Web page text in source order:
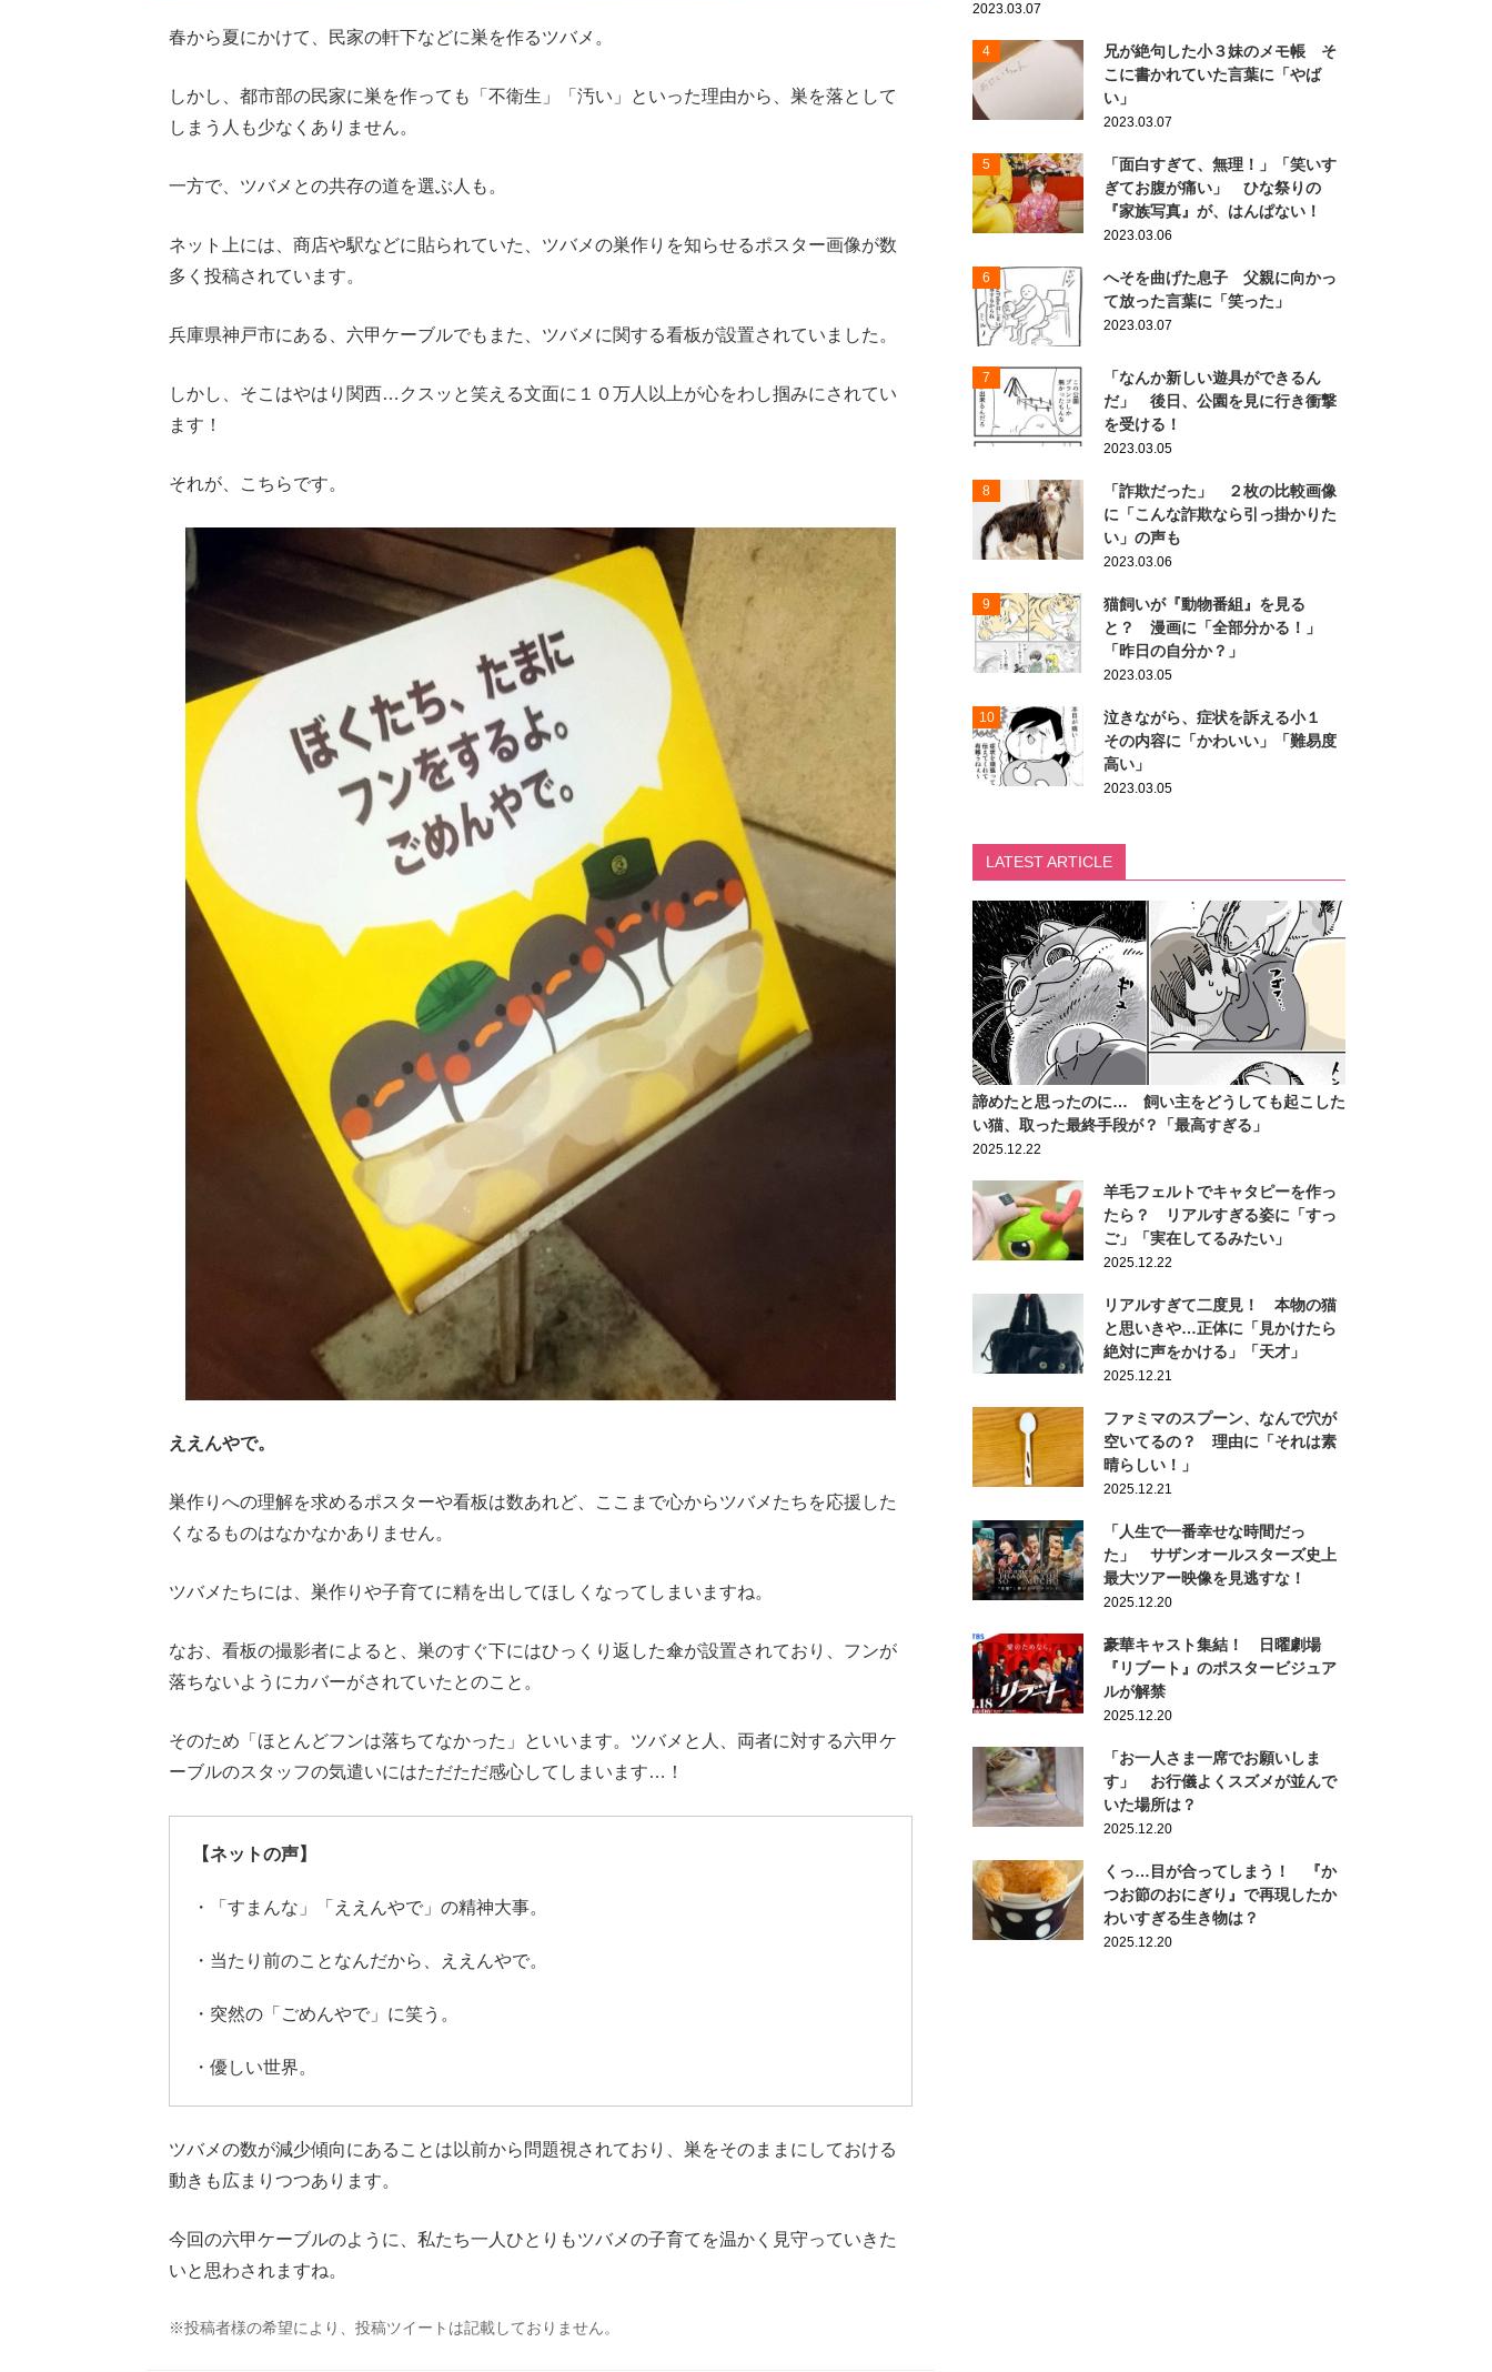
春から夏にかけて、民家の軒下などに巣を作るツバメ。
しかし、都市部の民家に巣を作っても「不衛生」「汚い」といった理由から、巣を落として
しまう人も少なくありません。
一方で、ツバメとの共存の道を選ぶ人も。
ネット上には、商店や駅などに貼られていた、ツバメの巣作りを知らせるポスター画像が数
多く投稿されています。
兵庫県神戸市にある、六甲ケーブルでもまた、ツバメに関する看板が設置されていました。
しかし、そこはやはり関西…クスッと笑える文面に１０万人以上が心をわし掴みにされてい
ます！
それが、こちらです。
ええんやで。
巣作りへの理解を求めるポスターや看板は数あれど、ここまで心からツバメたちを応援した
くなるものはなかなかありません。
ツバメたちには、巣作りや子育てに精を出してほしくなってしまいますね。
なお、看板の撮影者によると、巣のすぐ下にはひっくり返した傘が設置されており、フンが
落ちないようにカバーがされていたとのこと。
そのため「ほとんどフンは落ちてなかった」といいます。ツバメと人、両者に対する六甲ケ
ーブルのスタッフの気遣いにはただただ感心してしまいます…！
【ネットの声】
・「すまんな」「ええんやで」の精神大事。
・当たり前のことなんだから、ええんやで。
・突然の「ごめんやで」に笑う。
・優しい世界。
ツバメの数が減少傾向にあることは以前から問題視されており、巣をそのままにしておける
動きも広まりつつあります。
今回の六甲ケーブルのように、私たち一人ひとりもツバメの子育てを温かく見守っていきた
いと思わされますね。
※投稿者様の希望により、投稿ツイートは記載しておりません。
2023.03.07
4
兄が絶句した小３妹のメモ帳 そ
こに書かれていた言葉に「やば
い」
2023.03.07
5
「面白すぎて、無理！」「笑いす
ぎてお腹が痛い」 ひな祭りの
『家族写真』が、はんぱない！
2023.03.06
6
へそを曲げた息子 父親に向かっ
て放った言葉に「笑った」
2023.03.07
7
「なんか新しい遊具ができるん
だ」 後日、公園を見に行き衝撃
を受ける！
2023.03.05
8
「詐欺だった」 ２枚の比較画像
に「こんな詐欺なら引っ掛かりた
い」の声も
2023.03.06
9
猫飼いが『動物番組』を見る
と？ 漫画に「全部分かる！」
「昨日の自分か？」
2023.03.05
10
泣きながら、症状を訴える小１
その内容に「かわいい」「難易度
高い」
2023.03.05
LATEST ARTICLE
諦めたと思ったのに… 飼い主をどうしても起こした
い猫、取った最終手段が？「最高すぎる」
2025.12.22
羊毛フェルトでキャタピーを作っ
たら？ リアルすぎる姿に「すっ
ご」「実在してるみたい」
2025.12.22
リアルすぎて二度見！ 本物の猫
と思いきや…正体に「見かけたら
絶対に声をかける」「天才」
2025.12.21
ファミマのスプーン、なんで穴が
空いてるの？ 理由に「それは素
晴らしい！」
2025.12.21
「人生で一番幸せな時間だっ
た」 サザンオールスターズ史上
最大ツアー映像を見逃すな！
2025.12.20
豪華キャスト集結！ 日曜劇場
『リブート』のポスタービジュア
ルが解禁
2025.12.20
「お一人さま一席でお願いしま
す」 お行儀よくスズメが並んで
いた場所は？
2025.12.20
くっ…目が合ってしまう！ 『か
つお節のおにぎり』で再現したか
わいすぎる生き物は？
2025.12.20